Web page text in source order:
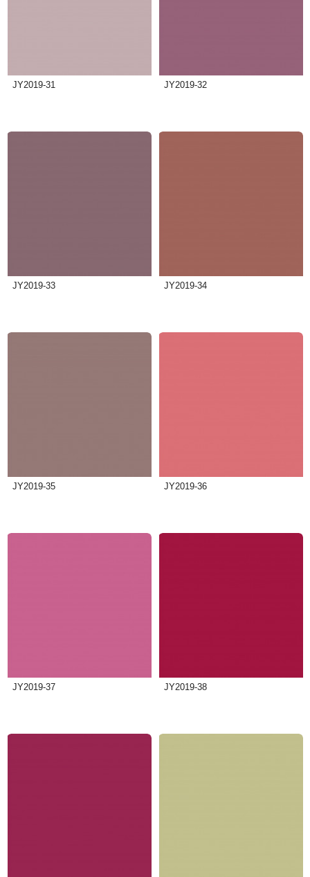
JY2019-31 JY2019-32
JY2019-33 JY2019-34
JY2019-35 JY2019-36
JY2019-37 JY2019-38